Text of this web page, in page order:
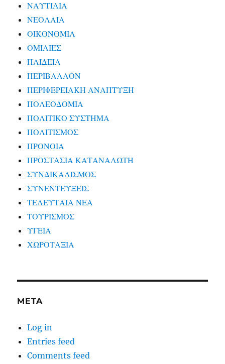
ΝΑΥΤΙΛΙΑ
ΝΕΟΛΑΙΑ
ΟΙΚΟΝΟΜΙΑ
ΟΜΙΛΙΕΣ
ΠΑΙΔΕΙΑ
ΠΕΡΙΒΑΛΛΟΝ
ΠΕΡΙΦΕΡΕΙΑΚΗ ΑΝΑΠΤΥΞΗ
ΠΟΛΕΟΔΟΜΙΑ
ΠΟΛΙΤΙΚΟ ΣΥΣΤΗΜΑ
ΠΟΛΙΤΙΣΜΟΣ
ΠΡΟΝΟΙΑ
ΠΡΟΣΤΑΣΙΑ ΚΑΤΑΝΑΛΩΤΗ
ΣΥΝΔΙΚΑΛΙΣΜΟΣ
ΣΥΝΕΝΤΕΥΞΕΙΣ
ΤΕΛΕΥΤΑΙΑ ΝΕΑ
ΤΟΥΡΙΣΜΟΣ
ΥΓΕΙΑ
ΧΩΡΟΤΑΞΙΑ
META
Log in
Entries feed
Comments feed